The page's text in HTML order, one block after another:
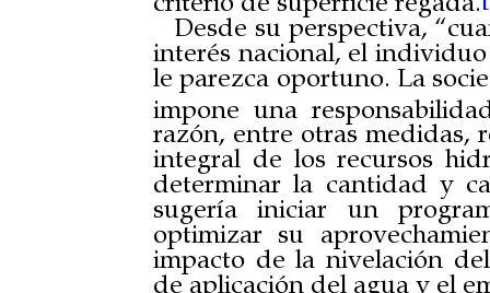
Desde su perspectiva,
interés nacional, el
le parezca oportuno. La
impone una
razón, entre otras medidas,
integral de los recursos
determinar la cantidad y
sugería iniciar un
optimizar su
impacto de la nivelación
de aplicación del agua y el